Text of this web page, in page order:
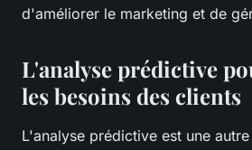
d'améliorer le marketing et de
L'analyse prédictive
les besoins des clients
L'analyse prédictive est une